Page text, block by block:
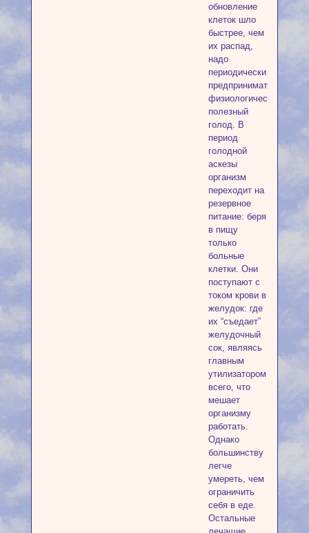
обновление
клеток шло
быстрее, чем
их распад,
надо
периодически
предпринимать
физиологически
полезный
голод. В
период
голодной
аскезы
организм
переходит на
резервное
питание: беря
в пищу
только
больные
клетки. Они
поступают с
током крови в
желудок: где
их “съедает”
желудочный
сок, являясь
главным
утилизатором
всего, что
мешает
организму
работать.
Однако
большинству
легче
умереть, чем
ограничить
себя в еде.
Остальные